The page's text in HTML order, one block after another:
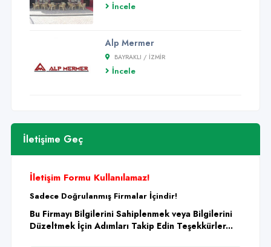
İncele
Alp Mermer
BAYRAKLI / İZMİR
İncele
İletişime Geç
İletişim Formu Kullanılamaz!
Sadece Doğrulanmış Firmalar İçindir!
Bu Firmayı Bilgilerini Sahiplenmek veya Bilgilerini
Düzeltmek İçin Adımları Takip Edin Teşekkürler...